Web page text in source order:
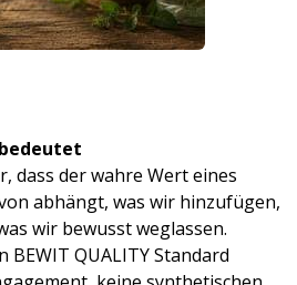
dass der wahre Wert eines
abhängt, was wir hinzufügen,
wir bewusst weglassen.
BEWIT QUALITY Standard